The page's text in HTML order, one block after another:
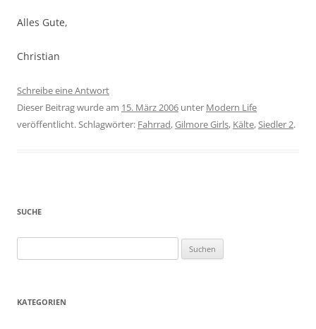
Alles Gute,
Christian
Schreibe eine Antwort
Dieser Beitrag wurde am 15. März 2006 unter Modern Life
veröffentlicht. Schlagwörter: Fahrrad,Gilmore Girls, Kälte,Siedler 2.
SUCHE
nach:
KATEGORIEN